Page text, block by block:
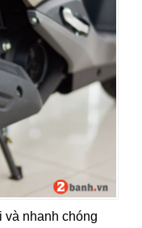
và nhanh chóng